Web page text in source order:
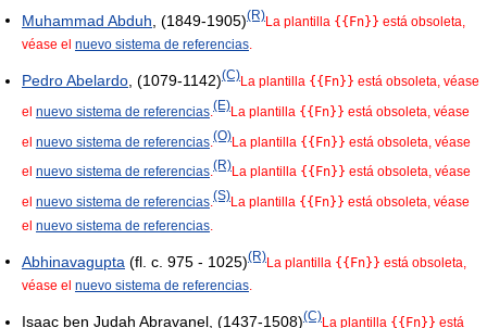
Muhammad Abduh , (1849-1905)(R)La plantilla {{Fn}} está obsoleta,
véase el nuevo sistema de referencias.
Pedro Abelardo , (1079-1142)(C)La plantilla {{Fn}} está obsoleta, véase
el nuevo sistema de referencias (E)La plantilla {{Fn}} está obsoleta, véase
el nuevo sistema de referencias (O)La plantilla {{Fn}} está obsoleta, véase
el nuevo sistema de referencias.(R)La plantilla {{Fn}} está obsoleta, véase
el nuevo sistema de referencias (S)La plantilla {{Fn}} está obsoleta, véase
el nuevo sistema de referencias
Abhinavagupta (fl. c. 975 - 1025)(R)La plantilla {{Fn}} está obsoleta,
véase el nuevo sistema de referencias.
Isaac ben Judah Abravanel, (1437-1508)(C)La plantilla {{Fn}} está